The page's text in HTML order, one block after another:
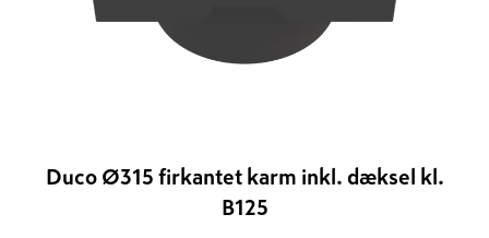
Duco Ø315 firkantet karm inkl. dæksel kl.
B125